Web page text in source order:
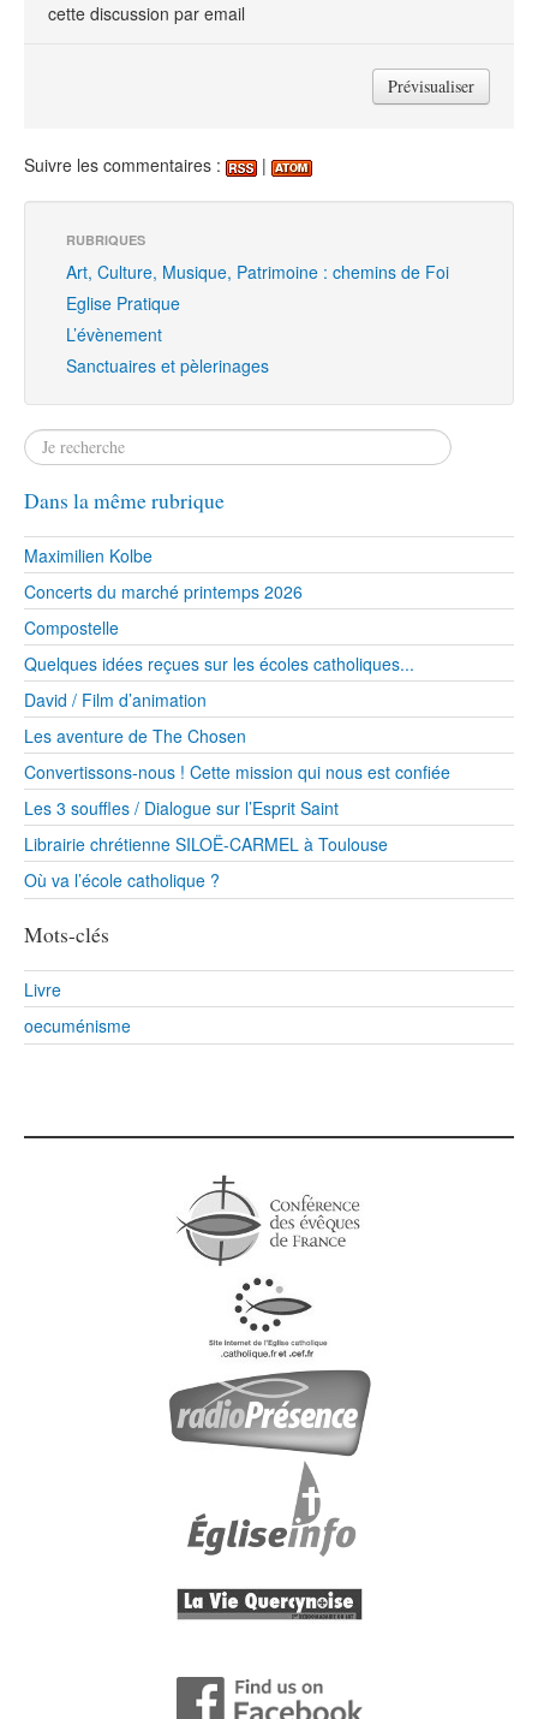
cette discussion par email
Suivre les commentaires : |
RUBRIQUES
Art, Culture, Musique, Patrimoine : chemins de Foi
Eglise Pratique
L’évènement
Sanctuaires et pèlerinages
Dans la même rubrique
Maximilien Kolbe
Concerts du marché printemps 2026
Compostelle
Quelques idées reçues sur les écoles catholiques...
David / Film d’animation
Les aventure de The Chosen
Convertissons-nous ! Cette mission qui nous est confiée
Les 3 souffles / Dialogue sur l’Esprit Saint
Librairie chrétienne SILOË-CARMEL à Toulouse
Où va l’école catholique ?
Mots-clés
Livre
oecuménisme